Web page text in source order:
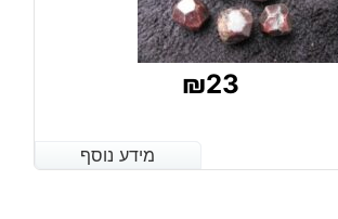
₪23
מידע נוסף
מידע נוסף